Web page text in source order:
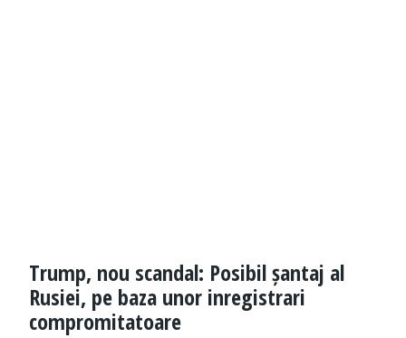
Trump, nou scandal: Posibil șantaj al
Rusiei, pe baza unor inregistrari
compromitatoare